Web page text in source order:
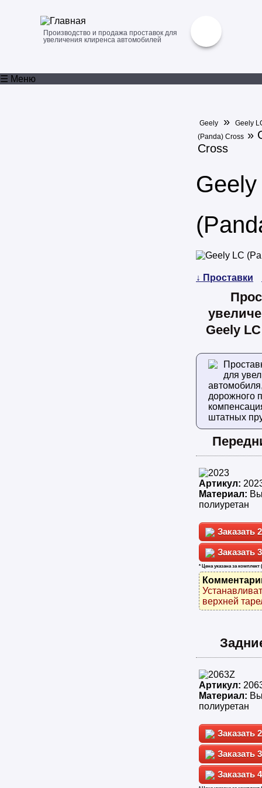
Производство и продажа проставок для
увеличения клиренса автомобилей
☰ Меню
Geely »
Geely
(Panda) Cross »
Cross
↓ Проставки
Geely
для
дорожного
штатных
Артикул:
Материал:
полиуретан
* Цена указана за комплект
верхней
Артикул:
Материал:
полиуретан